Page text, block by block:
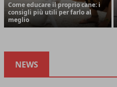
Come educare il proprio cane: i
consigli più utili per farlo al
meglio
NEWS